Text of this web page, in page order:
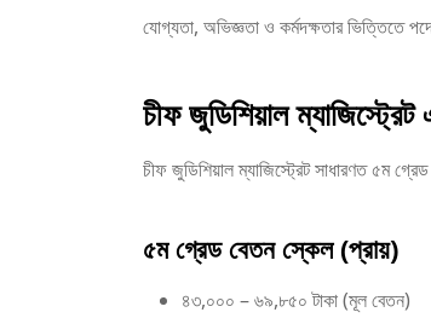
যোগ্যতা, অভিজ্ঞতা ও কর্মদক্ষতার ভিত্তিতে
চীফ জুডিশিয়াল
চীফ জুডিশিয়াল ম্যাজিস্ট্রেট সাধারণত ৫ম
৫ম গ্রেড বেতন স্কেল (প্রায়)
৪৩,০০০ – ৬৯,৮৫০ টাকা (মূল বেতন)